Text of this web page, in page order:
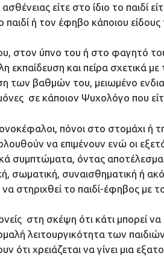
είτε στο ίδιο το παιδί
ή τον έφηβο κάποιου
ύπνο του ή στο φαγητό του
εκπαίδευση και πείρα σχετικά
βαθμών του, μειωμένο
σε κάποιον Ψυχολόγο που
πόνοι στο στομάχι ή
να επιμένουν ενώ οι
συμπτώματα, όντας
σωματική, συναισθηματική ή
στηριχθεί το παιδί-έφηβος με
στη σκέψη ότι κάτι μπορεί να
λειτουργικότητα των
χρειάζεται να γίνει μια